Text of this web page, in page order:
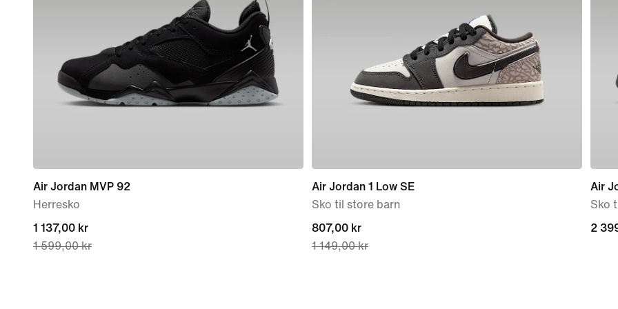
Air Jordan MVP 92
Herresko
current
price
1 137,00 kr
1 599,00 kr
Air Jordan 1 Low SE
Sko til store barn
current
price
807,00 kr
1 149,00 kr
Air
Sko
2
2